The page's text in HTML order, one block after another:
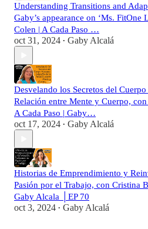
Understanding Transitions and
Gaby’s appearance on ‘Ms.
Colen | A Cada Paso …
oct 31, 2024 • Gaby Alcalá
Desvelando los Secretos del
Relación entre Mente y Cuerpo,
A Cada Paso | Gaby…
oct 17, 2024 • Gaby Alcalá
Historias de Emprendimiento y
Pasión por el Trabajo, con Cristina
Gaby Alcala │EP 70
oct 3, 2024 • Gaby Alcalá